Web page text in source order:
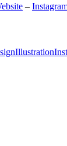
–
Illustration